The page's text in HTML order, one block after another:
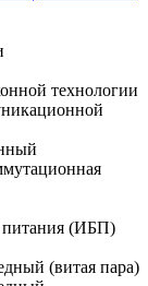
технологии
питания (ИБП)
(витая пара)